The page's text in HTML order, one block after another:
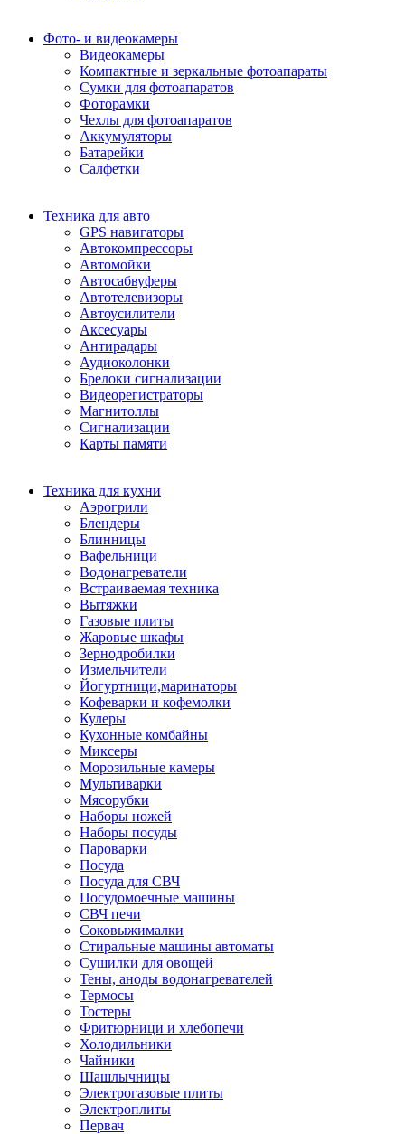
Фото- и видеокамеры
Видеокамеры
Компактные и зеркальные фотоапараты
Сумки для фотоапаратов
Фоторамки
Чехлы для фотоапаратов
Аккумуляторы
Батарейки
Салфетки
Техника для авто
GPS навигаторы
Автокомпрессоры
Автомойки
Автосабвуферы
Автотелевизоры
Автоусилители
Аксесуары
Антирадары
Аудиоколонки
Брелоки сигнализации
Видеорегистраторы
Магнитоллы
Сигнализации
Карты памяти
Техника для кухни
Аэрогрили
Блендеры
Блинницы
Вафельници
Водонагреватели
Встраиваемая техника
Вытяжки
Газовые плиты
Жаровые шкафы
Зернодробилки
Измельчители
Йогуртници,маринаторы
Кофеварки и кофемолки
Кулеры
Кухонные комбайны
Миксеры
Морозильные камеры
Мультиварки
Мясорубки
Наборы ножей
Наборы посуды
Пароварки
Посуда
Посуда для СВЧ
Посудомоечные машины
СВЧ печи
Соковыжималки
Стиральные машины автоматы
Сушилки для овощей
Тены, аноды водонагревателей
Термосы
Тостеры
Фритюрници и хлебопечи
Холодильники
Чайники
Шашлычницы
Электрогазовые плиты
Электроплиты
Первач